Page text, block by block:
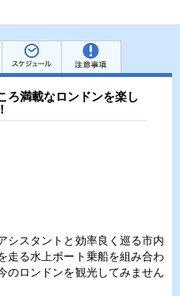
ろ満載なロンドンを楽し
シスタントと効率良く巡る市内
走る水上ボート乗船を組み合わ
のロンドンを観光してみません